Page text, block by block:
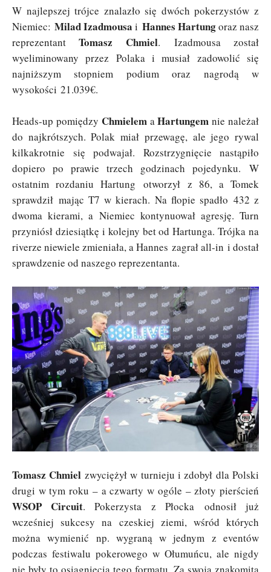
W najlepszej trójce znalazło się dwóch pokerzystów z
Niemiec:Milad Izadmousa i Hannes Hartungoraz nasz
reprezentantTomasz Chmiel. Izadmousa został
wyeliminowany przez Polaka i musiał zadowolić się
najniższym stopniem podium oraz nagrodą w
wysokości 21.039€.
Heads-up pomiędzy ChmielemaHartungem nie należał
do najkrótszych. Polak miał przewagę, ale jego rywal
kilkakrotnie się podwajał. Rozstrzygnięcie nastąpiło
dopiero po prawie trzech godzinach pojedynku. W
ostatnim rozdaniu Hartung otworzył z 86, a Tomek
sprawdził mając T7 w kierach. Na flopie spadło 432 z
dwoma kierami, a Niemiec kontynuował agresję. Turn
przyniósł dziesiątkę i kolejny bet od Hartunga. Trójka na
riverze niewiele zmieniała, a Hannes zagrał all-in i dostał
sprawdzenie od naszego reprezentanta.
Tomasz Chmiel zwyciężył w turnieju i zdobył dla Polski
drugi w tym roku – a czwarty w ogóle – złoty pierścień
WSOP Circuit. Pokerzysta z Płocka odnosił już
wcześniej sukcesy na czeskiej ziemi, wśród których
można wymienić np. wygraną w jednym z eventów
podczas festiwalu pokerowego w Ołumuńcu, ale nigdy